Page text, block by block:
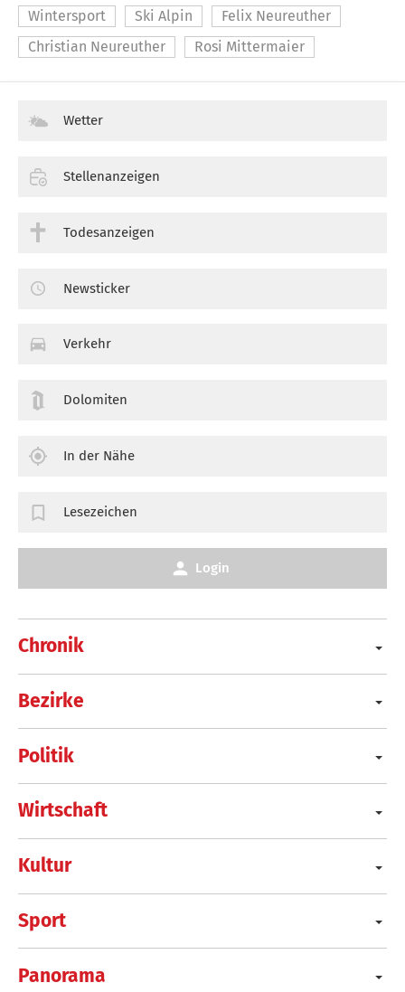
Wintersport
Ski Alpin
Felix Neureuther
Christian Neureuther
Rosi Mittermaier
Chronik
Bezirke
Politik
Wirtschaft
Kultur
Sport
Panorama
Wetter
Stellenanzeigen
Todesanzeigen
Newsticker
Verkehr
Dolomiten
In der Nähe
Lesezeichen
Login